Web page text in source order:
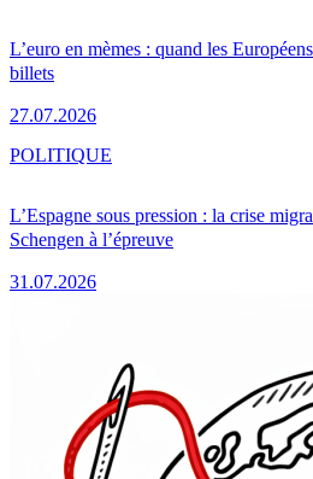
L’euro en mèmes : quand les
billets
27.07.2026
L’Espagne sous pression : la crise
Schengen à l’épreuve
31.07.2026
POLITIQUE